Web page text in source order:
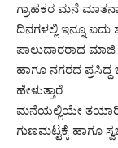
ಗ್ರಾಹಕರ ಮನೆ
ದಿನಗಳಲ್ಲಿ ಇನ್ನೂ
ಪಾಲುದಾರರಾದ ಮಾಜಿ
ಹಾಗೂ ನಗರದ
ಹೇಳುತ್ತಾರೆ
ಮನೆಯಲ್ಲಿಯೇ
ಗುಣಮಟ್ಟಕ್ಕೆ ಹಾಗೂ